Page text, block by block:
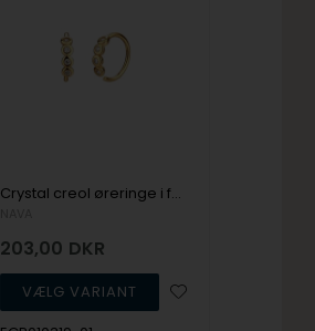
Crystal creol øreringe i forgyldt sølv fra NAVA Copenhagen
203,00 DKR